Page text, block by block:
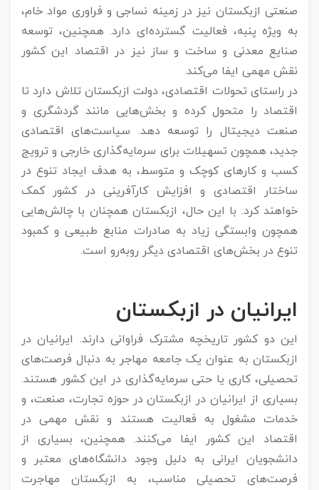
صنعتی ازبکستان نیز در زمینه نساجی و فراوری مواد خام،
به ویژه پنبه، فعالیت گسترده‌ای دارد. همچنین، توسعه
صنایع معدنی و ساخت و ساز نیز در اقتصاد این کشور
نقش مهمی ایفا می‌کند.
در راستای تحولات اقتصادی، دولت ازبکستان تلاش دارد تا
اقتصاد را متحول کرده و بخش‌هایی مانند گردشگری و
صنعت دیجیتال را توسعه دهد. سیاست‌های اقتصادی
جدید، همچون تسهیلات برای سرمایه‌گذاری خارجی و ترویج
کسب و کارهای کوچک و متوسط، به هدف ایجاد تنوع در
ساختار اقتصادی و افزایش کارآفرینی در کشور کمک
خواهند کرد. با این حال، ازبکستان همچنان با چالش‌هایی
همچون وابستگی زیاد به صادرات منابع طبیعی و کمبود
تنوع در بخش‌های اقتصادی دیگر روبه‌رو است.
ایرانیان در ازبکستان
این دو کشور تاریخچه مشترک فراوانی دارند. ایرانیان در
ازبکستان به عنوان یک جامعه مهاجر به دنبال فرصت‌های
تحصیلی، کاری یا حتی سرمایه‌گذاری در این کشور هستند.
بسیاری از ایرانیان در ازبکستان در حوزه تجارت، صنعت، و
خدمات مشغول به فعالیت هستند و نقش مهمی در
اقتصاد این کشور ایفا می‌کنند. همچنین، بسیاری از
دانشجویان ایرانی به دلیل وجود دانشگاه‌های معتبر و
فرصت‌های تحصیلی مناسب، به ازبکستان مهاجرت